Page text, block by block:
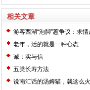
相关文章
游客西湖“泡脚”惹争议：求
老年，活的就是一种心态
诚：实与信
五类长寿方法
说南汇话的汤姆猫，就这么